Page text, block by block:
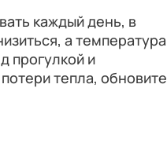
каждый день, в
а температура
прогулкой и
тепла, обновите